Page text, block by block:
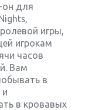
для
игры,
игрокам
часов
Вам
в
и
в кровавых
Microsoft и